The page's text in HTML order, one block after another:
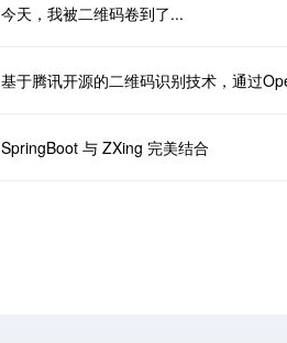
今天，我被二维码卷到了...
SpringBoot 与 ZXing 完美结合